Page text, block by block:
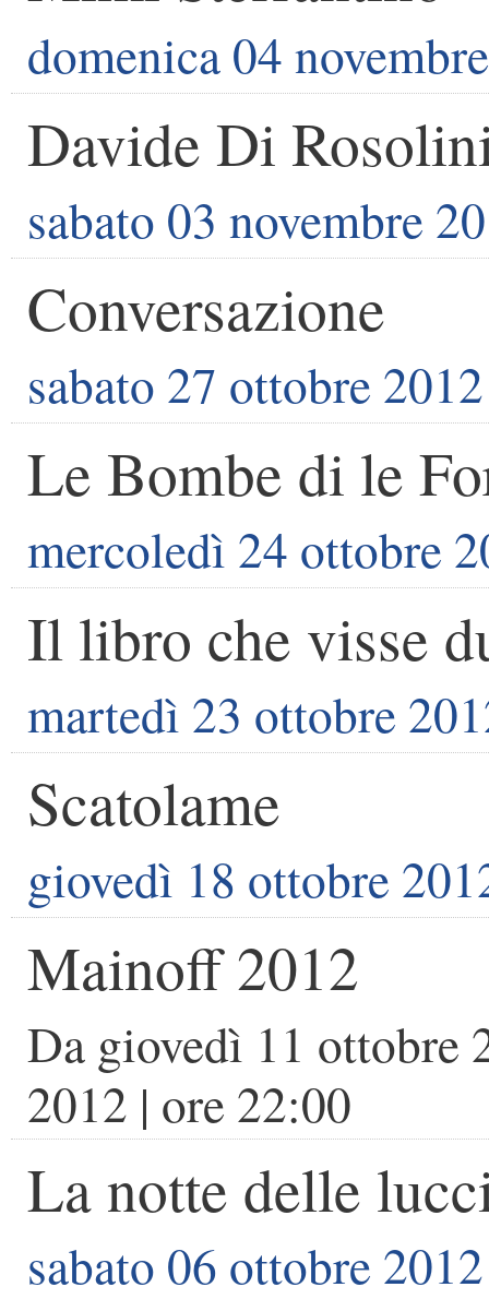
domenica 04
Davide Di
sabato 03 novembre
Conversazione
sabato 27 ottobre 2012
Le Bombe di le
mercoledì 24 ottobre
Il libro che visse
martedì 23 ottobre
Scatolame
giovedì 18 ottobre
Mainoff 2012
Da giovedì 11 ottobre
2012 | ore 22:00
La notte delle
sabato 06 ottobre 2012